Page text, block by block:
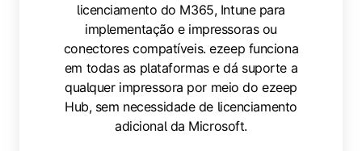
licenciamento do M365, Intune para
implementação e impressoras ou
conectores compatíveis. ezeep funciona
em todas as plataformas e dá suporte a
qualquer impressora por meio do ezeep
Hub, sem necessidade de licenciamento
adicional da Microsoft.